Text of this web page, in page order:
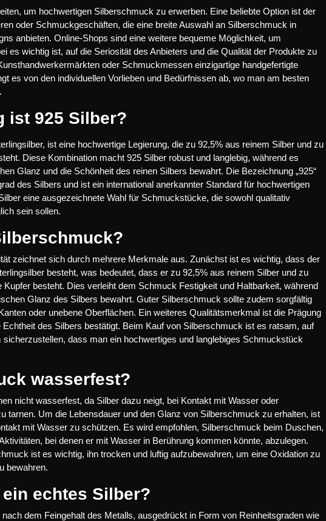
um hochwertigen Silberschmuck zu erwerben. Eine beliebte Option ist der
oder Schmuckgeschäften, die eine breite Auswahl an Silberschmuck in
anbieten. Online-Shops sind eine weitere bequeme Möglichkeit, um
es wichtig ist, auf die Seriosität des Anbieters und die Qualität der Produkte zu
oder Schmuckmessen einzigartige handgefertigte
es von den individuellen Vorlieben und Bedürfnissen ab, wo man am besten
ist 925 Silber?
ist eine hochwertige Legierung, die zu 92,5% aus reinem Silber und zu
Diese Kombination macht 925 Silber robust und langlebig, während es
Glanz und die Schönheit des reinen Silbers bewahrt. Die Bezeichnung „925“
des Silbers und ist ein international anerkannter Standard für hochwertigen
eine ausgezeichnete Wahl für Schmuckstücke, die sowohl qualitativ
sein sollen.
zeichnet sich durch mehrere Merkmale aus. Zunächst ist es wichtig, dass der
besteht, was bedeutet, dass er zu 92,5% aus reinem Silber und zu
Kupfer besteht. Dies verleiht dem Schmuck Festigkeit und Haltbarkeit, während
Glanz des Silbers bewahrt. Guter Silberschmuck sollte zudem sorgfältig
oder unebene Oberflächen. Ein weiteres Qualitätsmerkmal ist die Prägung
Echtheit des Silbers bestätigt. Beim Kauf von Silberschmuck ist es ratsam, auf
dass man ein hochwertiges und langlebiges Schmuckstück
wasserfest?
nicht wasserfest, da Silber dazu neigt, bei Kontakt mit Wasser oder
tarnen. Um die Lebensdauer und den Glanz von Silberschmuck zu erhalten, ist
mit Wasser zu schützen. Es wird empfohlen, Silberschmuck beim Duschen,
bei denen er mit Wasser in Berührung kommen könnte, abzulegen.
ist es wichtig, ihn trocken und luftig aufzubewahren, um eine Oxidation zu
bewahren.
echtes Silber?
dem Feingehalt des Metalls, ausgedrückt in Form von Reinheitsgraden wie